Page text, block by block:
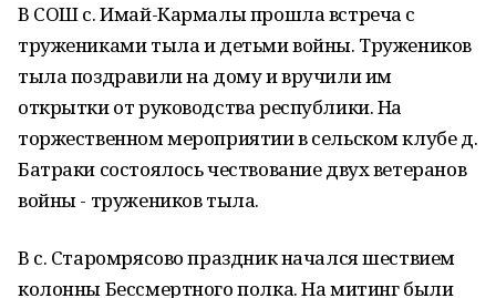
В СОШ с. Имай-Кармалы прошла встреча с
тружениками тыла и детьми войны. Тружеников
тыла поздравили на дому и вручили им
открытки от руководства республики. На
торжественном мероприятии в сельском клубе д.
Батраки состоялось чествование двух ветеранов
войны - тружеников тыла.
В с. Старомрясово праздник начался шествием
колонны Бессмертного полка. На митинг были